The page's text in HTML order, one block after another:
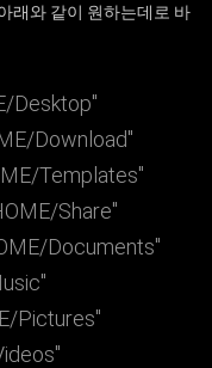
래와 같이 원하는데로 바
Desktop"
Download"
Templates"
Share"
Documents"
Pictures"